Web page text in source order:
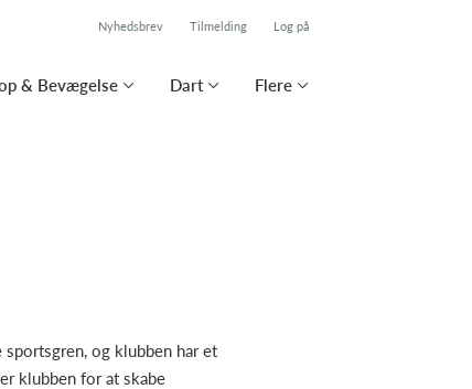
Nyhedsbrev Tilmelding Log på
& Bevægelse Dart Flere
og klubben har et
klubben for at skabe